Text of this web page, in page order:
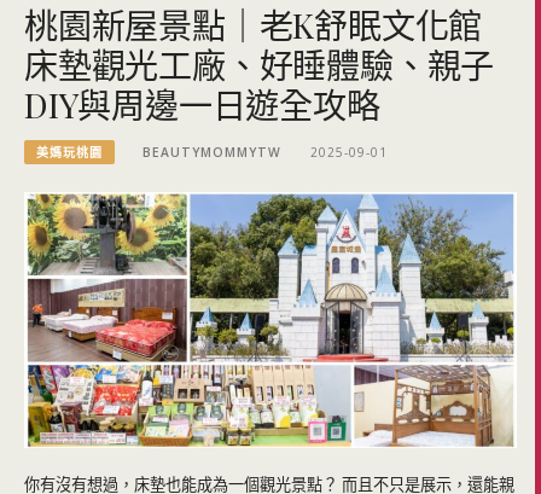
桃園新屋景點｜老K舒眠文化館
床墊觀光工廠、好睡體驗、親子
DIY與周邊一日遊全攻略
美媽玩桃園 BEAUTYMOMMYTW 2025-09-01
你有沒有想過，床墊也能成為一個觀光景點？ 而且不只是展示，還能親